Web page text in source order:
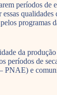
períodos
da
de
e